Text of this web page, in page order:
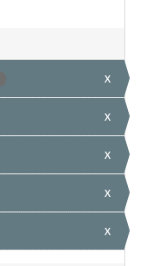
x
x
x
x
x